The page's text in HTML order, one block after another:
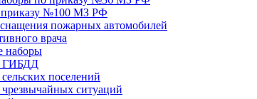
приказу №100 МЗ РФ
пожарных автомобилей
врача
наборы
ГИБДД
поселений
ситуаций